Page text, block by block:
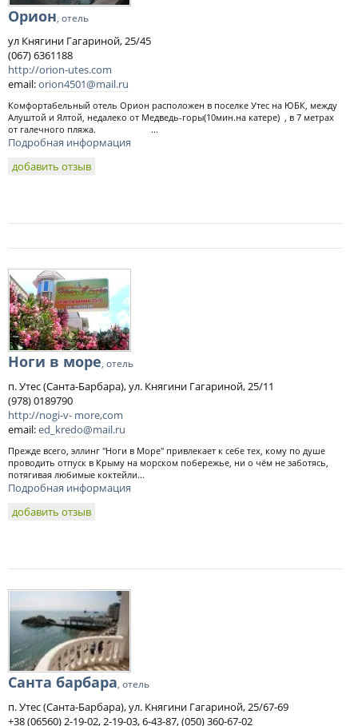
Орион, отель
ул Княгини Гагариной, 25/45
(067) 6361188
http://orion-utes.com
email:orion4501@mail.ru
Комфортабельный отель Орион расположен в поселке Утес на ЮБК, между
Алуштой и Ялтой, недалеко от Медведь-горы(10мин.на катере) , в 7 метрах
от галечного пляжа. ...
Подробная информация
добавить отзыв
Ноги в море, отель
п. Утес (Санта-Барбара), ул. Княгини Гагариной, 25/11
(978) 0189790
http://nogi-v- more,com
email:ed_kredo@mail.ru
Прежде всего, эллинг "Ноги в Море" привлекает к себе тех, кому по душе
проводить отпуск в Крыму на морском побережье, ни о чём не заботясь,
потягивая любимые коктейли...
Подробная информация
добавить отзыв
Санта барбара, отель
п. Утес (Санта-Барбара), ул. Княгини Гагариной, 25/67-69
+38 (06560) 2-19-02, 2-19-03, 6-43-87, (050) 360-67-02